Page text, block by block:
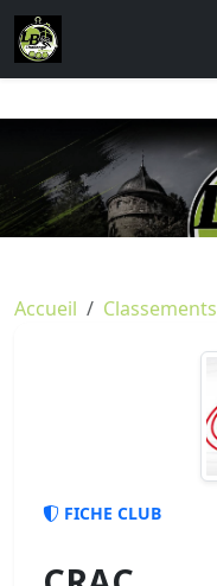
Accueil Classements
FICHE CLUB